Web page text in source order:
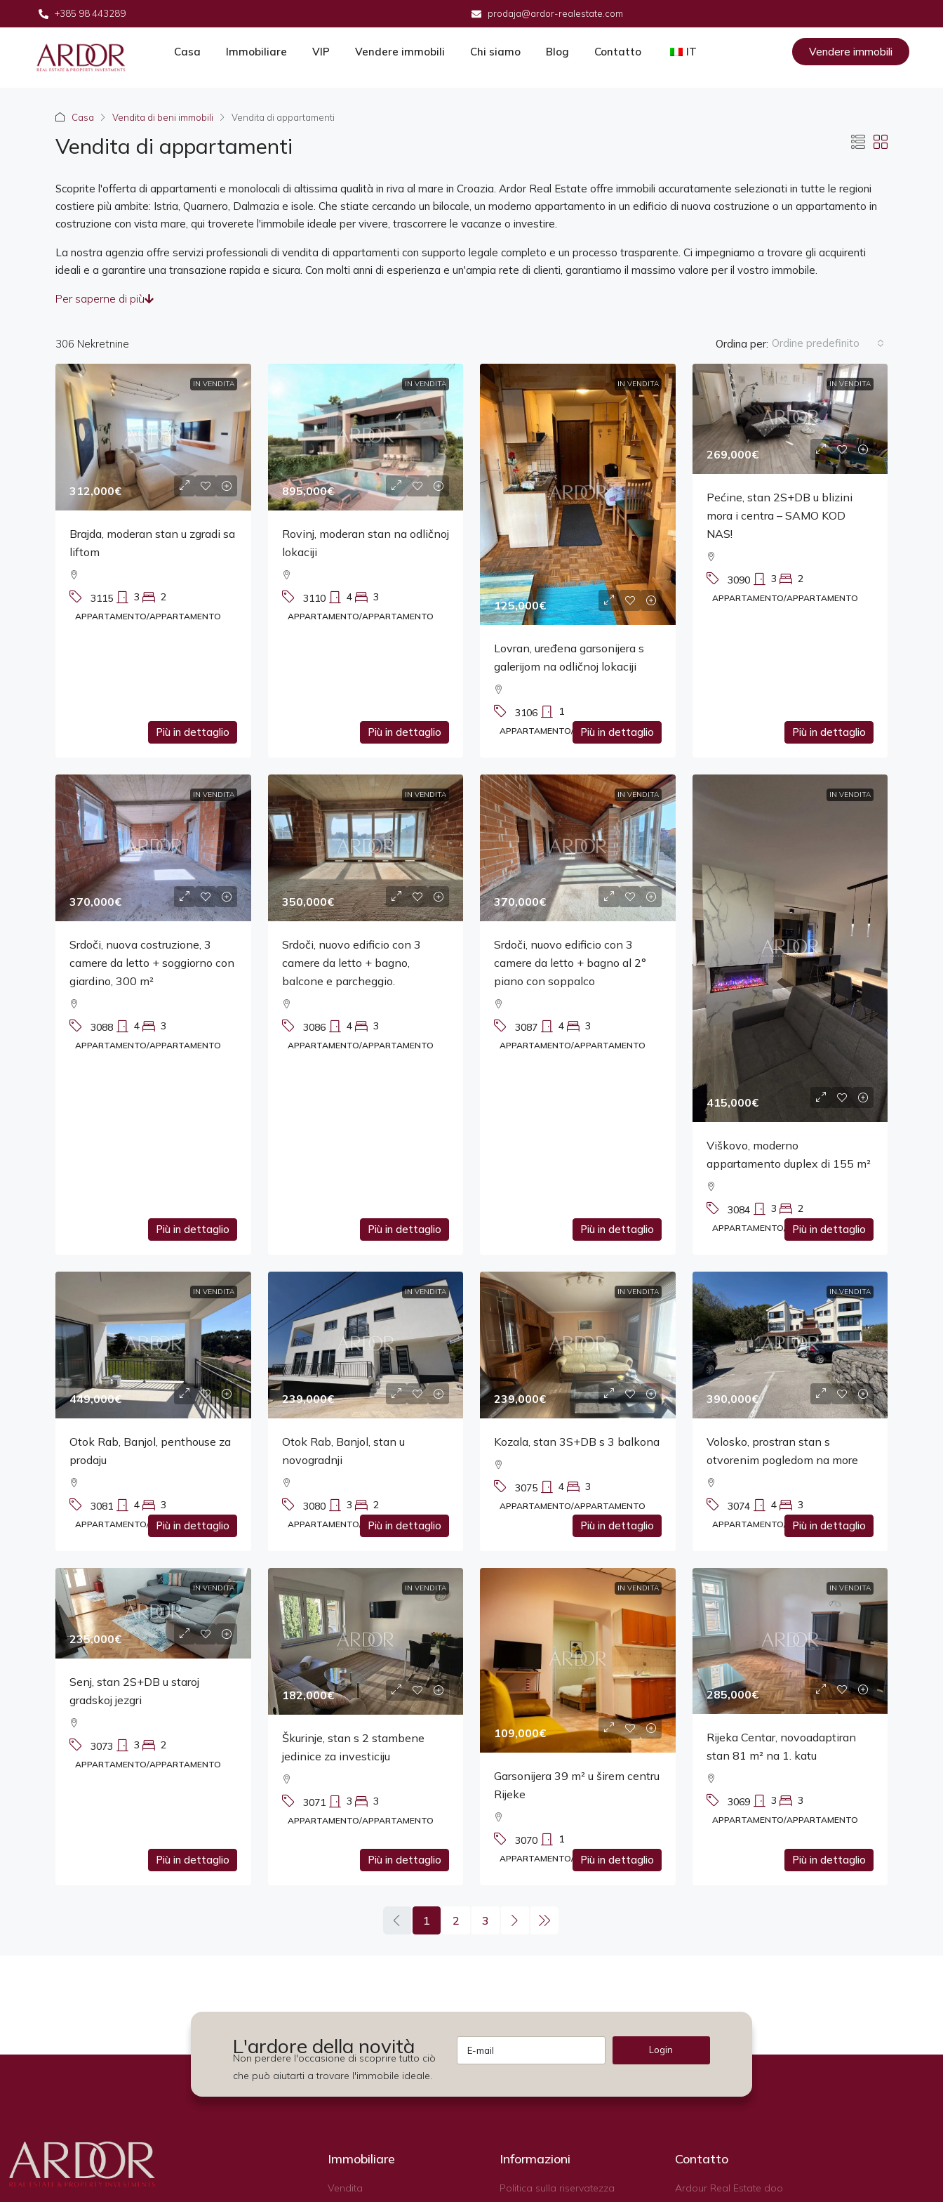
+385 98 443289 prodaja@ardor-realestate.com
Casa Immobiliare VIP Vendere immobili Chi siamo Blog Contatto IT Vendere immobili
Casa Vendita di beni immobili Vendita di appartamenti
Vendita di appartamenti
Scoprite l'offerta di appartamenti e monolocali di altissima qualità in riva al mare in Croazia. Ardor Real Estate offre immobili accuratamente selezionati in tutte le regioni
costiere più ambite: Istria, Quarnero, Dalmazia e isole. Che stiate cercando un bilocale, un moderno appartamento in un edificio di nuova costruzione o un appartamento in
costruzione con vista mare, qui troverete l'immobile ideale per vivere, trascorrere le vacanze o investire.
La nostra agenzia offre servizi professionali di vendita di appartamenti con supporto legale completo e un processo trasparente. Ci impegniamo a trovare gli acquirenti
ideali e a garantire una transazione rapida e sicura. Con molti anni di esperienza e un'ampia rete di clienti, garantiamo il massimo valore per il vostro immobile.
Per saperne di più
306 Nekretnine Ordina per: Ordine predefinito
IN VENDITA
312,000€
Brajda, moderan stan u zgradi sa
liftom
3115 3 2
APPARTAMENTO/APPARTAMENTO
Più in dettaglio
IN VENDITA
895,000€
Rovinj, moderan stan na odličnoj
lokaciji
3110 4 3
APPARTAMENTO/APPARTAMENTO
Più in dettaglio
IN VENDITA
125,000€
Lovran, uređena garsonijera s
galerijom na odličnoj lokaciji
3106 1
APPARTAMENTO/APPARTAMENTO
Più in dettaglio
IN VENDITA
269,000€
Pećine, stan 2S+DB u blizini
mora i centra – SAMO KOD
NAS!
3090 3 2
APPARTAMENTO/APPARTAMENTO
Più in dettaglio
IN VENDITA
370,000€
Srdoči, nuova costruzione, 3
camere da letto + soggiorno con
giardino, 300 m²
3088 4 3
APPARTAMENTO/APPARTAMENTO
Più in dettaglio
IN VENDITA
350,000€
Srdoči, nuovo edificio con 3
camere da letto + bagno,
balcone e parcheggio.
3086 4 3
APPARTAMENTO/APPARTAMENTO
Più in dettaglio
IN VENDITA
370,000€
Srdoči, nuovo edificio con 3
camere da letto + bagno al 2°
piano con soppalco
3087 4 3
APPARTAMENTO/APPARTAMENTO
Più in dettaglio
IN VENDITA
415,000€
Viškovo, moderno
appartamento duplex di 155 m²
3084 3 2
APPARTAMENTO/APPARTAMENTO
Più in dettaglio
IN VENDITA
449,000€
Otok Rab, Banjol, penthouse za
prodaju
3081 4 3
APPARTAMENTO/APPARTAMENTO
Più in dettaglio
IN VENDITA
239,000€
Otok Rab, Banjol, stan u
novogradnji
3080 3 2
APPARTAMENTO/APPARTAMENTO
Più in dettaglio
IN VENDITA
239,000€
Kozala, stan 3S+DB s 3 balkona
3075 4 3
APPARTAMENTO/APPARTAMENTO
Più in dettaglio
IN VENDITA
390,000€
Volosko, prostran stan s
otvorenim pogledom na more
3074 4 3
APPARTAMENTO/APPARTAMENTO
Più in dettaglio
IN VENDITA
235,000€
Senj, stan 2S+DB u staroj
gradskoj jezgri
3073 3 2
APPARTAMENTO/APPARTAMENTO
Più in dettaglio
IN VENDITA
182,000€
Škurinje, stan s 2 stambene
jedinice za investiciju
3071 3 3
APPARTAMENTO/APPARTAMENTO
Più in dettaglio
IN VENDITA
109,000€
Garsonijera 39 m² u širem centru
Rijeke
3070 1
APPARTAMENTO/APPARTAMENTO
Più in dettaglio
IN VENDITA
285,000€
Rijeka Centar, novoadaptiran
stan 81 m² na 1. katu
3069 3 3
APPARTAMENTO/APPARTAMENTO
Più in dettaglio
1 2 3
L'ardore della novità
Non perdere l'occasione di scoprire tutto ciò
che può aiutarti a trovare l'immobile ideale.
Login
Immobiliare
Vendita
Informazioni
Politica sulla riservatezza
Contatto
Ardour Real Estate doo